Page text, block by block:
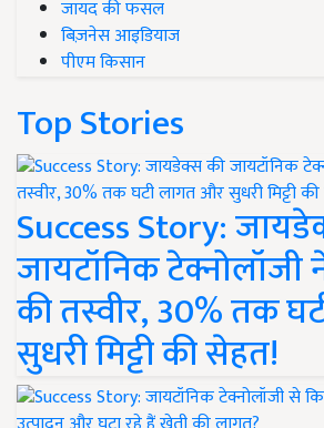
जायद की फसल
बिज़नेस आइडियाज
पीएम किसान
Top Stories
Success Story:
जायटॉनिक
की तस्वीर, 30% तक
सुधरी मिट्टी की सेहत!